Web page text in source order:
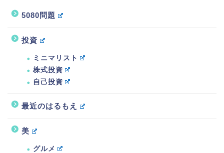
5080問題
投資
ミニマリスト
株式投資
自己投資
最近のはるもえ
美
グルメ